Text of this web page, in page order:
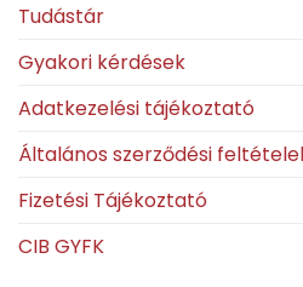
Tudástár
Gyakori kérdések
Adatkezelési tájékoztató
Általános szerződési
Fizetési Tájékoztató
CIB GYFK